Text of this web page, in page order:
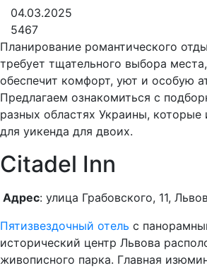
04.03.2025
5467
Планирование романтического
требует тщательного выбора
обеспечит комфорт, уют и особую
Предлагаем ознакомиться с
разных областях Украины, которые
для уикенда для двоих.
Citadel Inn
Адрес: улица Грабовского, 11,
Пятизвездочный отель с
исторический центр Львова
живописного парка. Главная